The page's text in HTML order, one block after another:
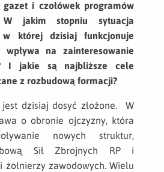
i czołówek programów
W jakim stopniu sytuacja
w której dzisiaj funkcjonuje
wpływa na zainteresowanie
I jakie są najbliższe cele
z rozbudową formacji?
dzisiaj dosyć złożone. W
o obronie ojczyzny, która
nowych struktur,
Sił Zbrojnych RP i
żołnierzy zawodowych. Wielu